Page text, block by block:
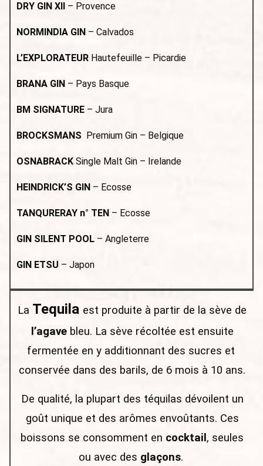
DRY GIN XII – Provence
NORMINDIA GIN – Calvados
L’EXPLORATEUR Hautefeuille – Picardie
BRANA GIN – Pays Basque
BM SIGNATURE – Jura
BROCKSMANS Premium Gin – Belgique
OSNABRACK Single Malt Gin – Irelande
HEINDRICK’S GIN – Ecosse
TANQURERAY n° TEN – Ecosse
GIN SILENT POOL – Angleterre
GIN ETSU – Japon
La Tequila est produite à partir de la sève de
l’agavebleu. La sève récoltée est ensuite
fermentée en y additionnant des sucres et
conservée dans des barils, de 6 mois à 10 ans.
De qualité, la plupart des téquilas dévoilent un
goût unique et des arômes envoûtants. Ces
boissons se consomment en cocktail , seules
ou avec des glaçons.